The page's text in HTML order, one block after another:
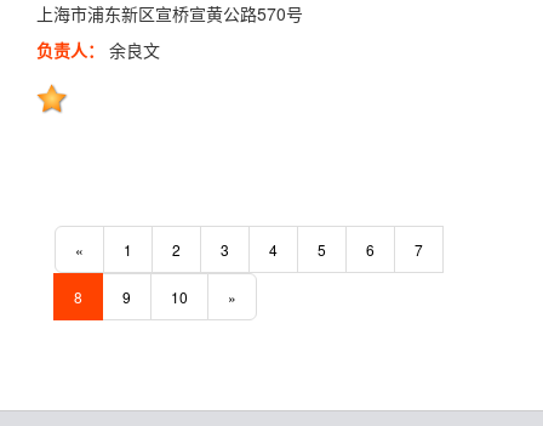
上海市浦东新区宣桥宣黄公路570号
负责人：
余良文
« 1 2 3 4 5 6 7
8 9 10 »